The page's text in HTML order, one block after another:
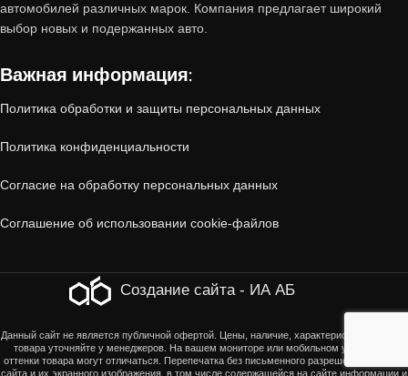
1. Проверенное состояние
Все автомобили, принятые по trade-in,
проходятмногоэтапную диагностику
Технический осмотр
передач, ходовая часть, электроника).
Кузовная проверка(отсутствие скрытых
Юридическая чистота
(отсутствие залогов,
ограничений, корректность ПТС).
автомобилей различных марок. Компания предлагает широкий
выбор новых и подержанных авто.
Важная информация:
Политика обработки и защиты персональных данных
Политика конфиденциальности
Согласие на обработку персональных данных
Соглашение об использовании cookie-файлов
Создание сайта - ИА АБ
Данный сайт не является публичной офертой. Цены, наличие, характеристики, оттенки
товара уточняйте у менеджеров. На вашем мониторе или мобильном устройстве
оттенки товара могут отличаться. Перепечатка без письменного разрешения страниц
сайта и их экранного изображения, в том числе содержащейся на сайте информации и